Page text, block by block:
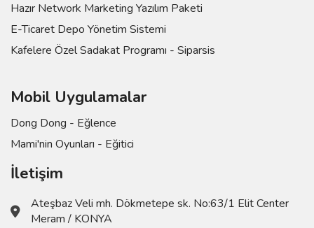
Hazır Network Marketing Yazılım Paketi
E-Ticaret Depo Yönetim Sistemi
Kafelere Özel Sadakat Programı - Siparsis
Mobil Uygulamalar
Dong Dong - Eğlence
Mami'nin Oyunları - Eğitici
İletişim
Ateşbaz Veli mh. Dökmetepe sk. No:63/1 Elit Center
Meram / KONYA